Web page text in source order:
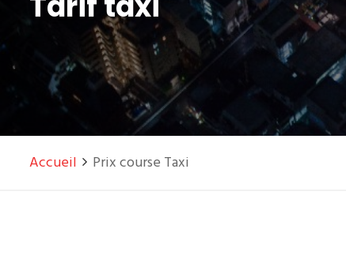
Accueil Prix course Taxi